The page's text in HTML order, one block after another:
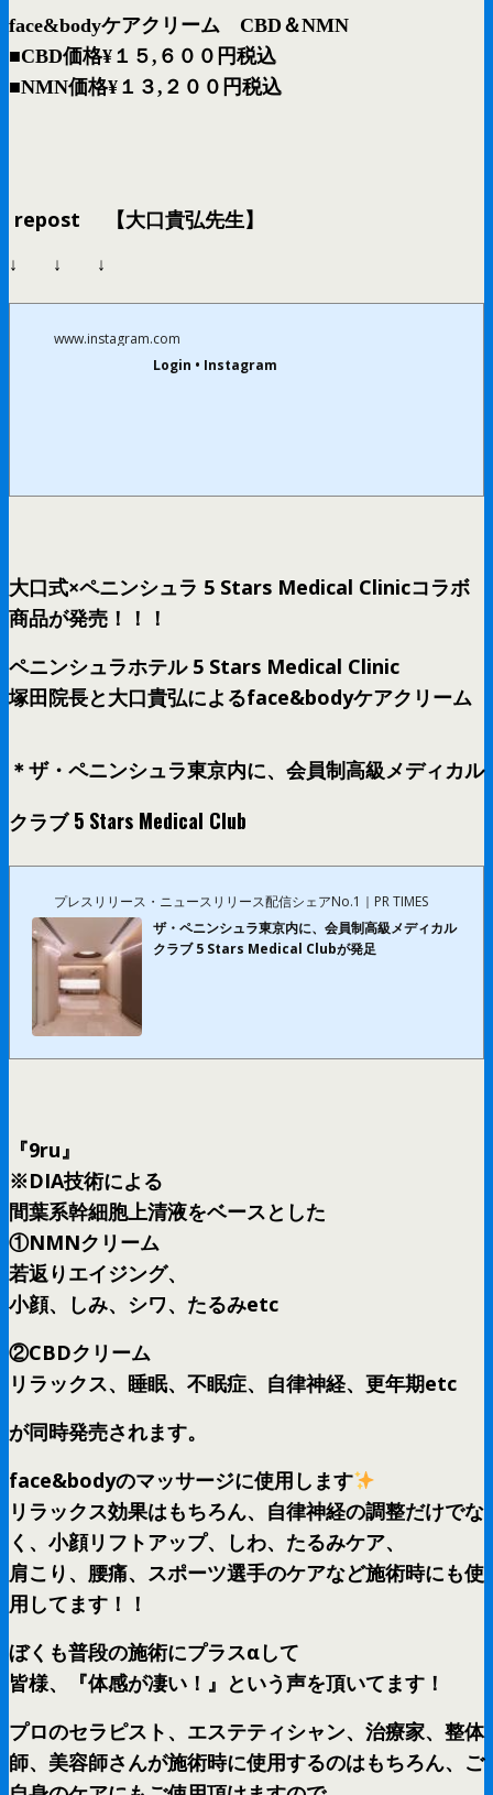
face&bodyケアクリーム CBD＆NMN
■CBD価格¥１５,６００円税込
■NMN価格¥１３,２００円税込
repost 【大口貴弘先生】
↓ ↓ ↓
www.instagram.com
Login • Instagram
大口式×ペニンシュラ 5 Stars Medical Clinicコラボ
商品が発売！！！
ペニンシュラホテル 5 Stars Medical Clinic
塚田院長と大口貴弘によるface&bodyケアクリーム
＊ザ・ペニンシュラ東京内に、会員制高級メディカル
クラブ 5 Stars Medical Club
プレスリリース・ニュースリリース配信シェアNo.1｜PR TIMES
ザ・ペニンシュラ東京内に、会員制高級メディカル
クラブ 5 Stars Medical Clubが発足
『9ru』
※DIA技術による
間葉系幹細胞上清液をベースとした
①NMNクリーム
若返りエイジング、
小顔、しみ、シワ、たるみetc
②CBDクリーム
リラックス、睡眠、不眠症、自律神経、更年期etc
が同時発売されます。
face&bodyのマッサージに使用します
リラックス効果はもちろん、自律神経の調整だけでな
く、小顔リフトアップ、しわ、たるみケア、
肩こり、腰痛、スポーツ選手のケアなど施術時にも使
用してます！！
ぼくも普段の施術にプラスαして
皆様、『体感が凄い！』という声を頂いてます！
プロのセラピスト、エステティシャン、治療家、整体
師、美容師さんが施術時に使用するのはもちろん、ご